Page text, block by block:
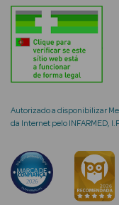
Rosto e
Ver Tudo
Rosto
Hidratantes
Autorizado a disponibilizar
da Internet pelo INFARMED,